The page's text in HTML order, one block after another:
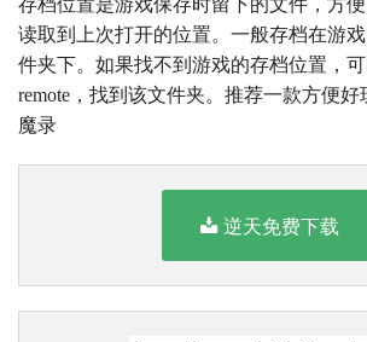
存档位置是游戏保存时留下的文件，方
读取到上次打开的位置。一般存档在游
件夹下。如果找不到游戏的存档位置，可
remote，找到该文件夹。推荐一款方便
魔录
逆天免费下载